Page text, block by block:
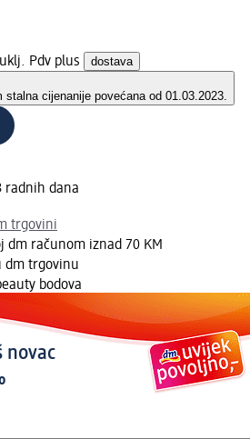
uklj. Pdv plus dostava
stalna cijenanije povećana od 01.03.2023.
radnih dana
trgovini
dm računom iznad 70 KM
dm trgovinu
bodova
novac